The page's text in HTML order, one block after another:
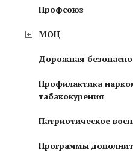
Профсоюз
MOЦ
Дорожная
Профилактика
табакокурения
Патриотическое
Программы